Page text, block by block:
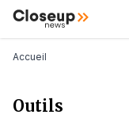
Aller
Close Up News
Fil d'Ariane
Accueil
Outils